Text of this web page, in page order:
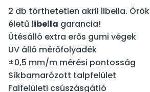
2 db törthetetlen akril libella. Örök
életű libella garancia!
Ütésálló extra erős gumi végek
UV álló mérőfolyadék
±0,5 mm/m mérési pontosság
Síkbamarózott talpfelület
Falfelületi csúszásgátló